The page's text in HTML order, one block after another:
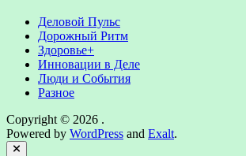
Деловой Пульс
Дорожный Ритм
Здоровье+
Инновации в Деле
Люди и События
Разное
Copyright © 2026 .
Powered by WordPress and Exalt.
Close